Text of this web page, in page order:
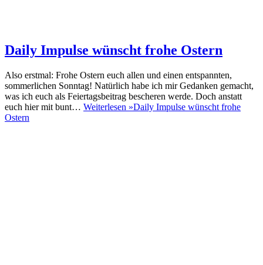
Daily Impulse wünscht frohe Ostern
Also erstmal: Frohe Ostern euch allen und einen entspannten,
sommerlichen Sonntag! Natürlich habe ich mir Gedanken gemacht,
was ich euch als Feiertagsbeitrag bescheren werde. Doch anstatt
euch hier mit bunt… Weiterlesen »Daily Impulse wünscht frohe
Ostern